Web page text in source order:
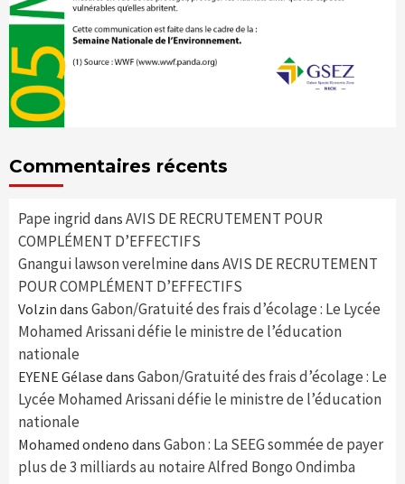
Commentaires récents
Pape ingrid dans AVIS DE RECRUTEMENT POUR
COMPLÉMENT D’EFFECTIFS
Gnangui lawson verelmine dans AVIS DE RECRUTEMENT
POUR COMPLÉMENT D’EFFECTIFS
Volzin dans Gabon/Gratuité des frais d’écolage : Le Lycée
Mohamed Arissani défie le ministre de l’éducation
nationale
EYENE Gélase dans Gabon/Gratuité des frais d’écolage : Le
Lycée Mohamed Arissani défie le ministre de l’éducation
nationale
Mohamed ondeno dans Gabon : La SEEG sommée de payer
plus de 3 milliards au notaire Alfred Bongo Ondimba